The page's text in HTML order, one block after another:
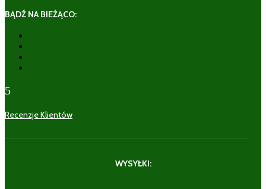
BĄDŹ NA BIEŻĄCO:
5
Recenzje Klientów
WYSYŁKI: